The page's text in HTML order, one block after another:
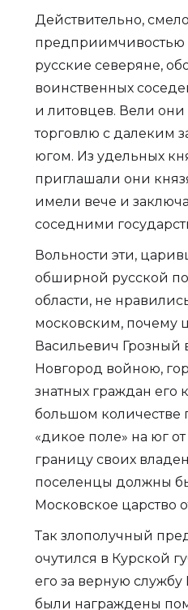
Действительно,
предприимчивостью
русские северяне,
воинственных
и литовцев. Вели
торговлю с далеким
югом. Из удельных
приглашали они
имели вече и
соседними
Вольности эти,
обширной русской
области, не
московским, почему
Васильевич Грозный
Новгород войною,
знатных граждан его
большом количестве
«дикое поле» на юг
границу своих
поселенцы должны
Московское царство
Так злополучный
очутился в Курской
его за верную
были награждены